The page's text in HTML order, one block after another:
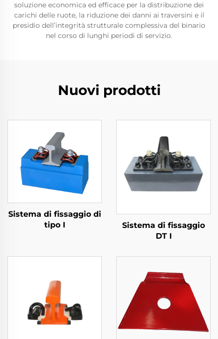
soluzione economica ed efficace per la distribuzione dei
carichi delle ruote, la riduzione dei danni ai traversini e il
presidio dell’integrità strutturale complessiva del binario
nel corso di lunghi periodi di servizio.
Nuovi prodotti
Sistema di fissaggio di
tipo I
Sistema di fissaggio
DT I